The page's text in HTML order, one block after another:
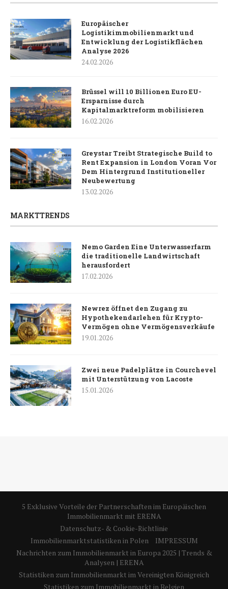
Europäischer
Logistikimmobilienmarkt und
Entwicklung der Logistikflächen
Analyse 2026
24.02.2026
Brüssel will 10 Billionen Euro EU-
Ersparnisse durch
Kapitalmarktreform mobilisieren
16.02.2026
Greystar Treibt Strategische Build to
Rent Expansion in London Voran Vor
Dem Hintergrund Institutioneller
Neubewertung
13.02.2026
MARKTTRENDS
Nemo Garden Eine Unterwasserfarm
die traditionelle Landwirtschaft
herausfordert
17.02.2026
Newrez öffnet den Zugang zu
Hypothekendarlehen für Krypto-
Vermögen ohne Vermögensverkäufe
19.01.2026
Zwei neue Padelplätze in Courchevel
mit Unterstützung von Lacoste
15.01.2026
5 Exklusive Vorteile der Partnerschaften im Europäischen
Immobilienmarkt mit ERENA
Datenschutz- & Cookie-Richtlinie
Immobilienmarktstatistiken in Polen
IMPRESSUM
Nachrichten zum Immobilienmarkt in Europa 2025 | Trends &
Analysen | ERENA
Statistiken zum Immobilienmarkt im Vereinigten Königreich
Statistiken zum Immobilienmarkt in Belgien